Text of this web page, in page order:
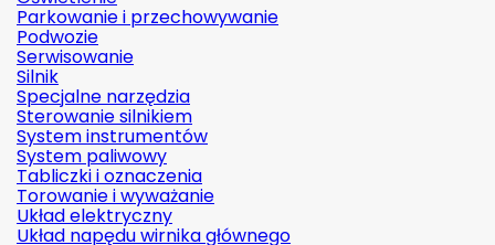
Parkowanie i przechowywanie
Podwozie
Serwisowanie
Silnik
Specjalne narzędzia
Sterowanie silnikiem
System instrumentów
System paliwowy
Tabliczki i oznaczenia
Torowanie i wyważanie
Układ elektryczny
Układ napędu wirnika głównego